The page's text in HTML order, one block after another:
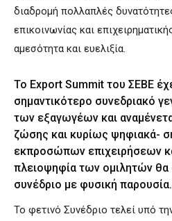
διαδρομή πολλαπλές
επικοινωνίας και
αμεσότητα και ευελιξία.
Το Export Summit του ΣΕΒΕ
σημαντικότερο συνεδριακό
των εξαγωγέων και
ζώσης και κυρίως ψηφιακά-
εκπροσώπων επιχειρήσεων
πλειοψηφία των ομιλητών θα
συνέδριο με φυσική παρουσία.
Το φετινό Συνέδριο τελεί υπό